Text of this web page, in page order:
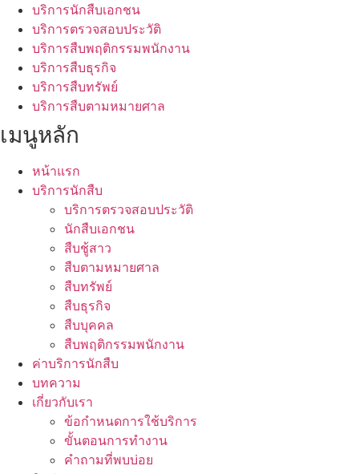
บริการนักสืบเอกชน
บริการตรวจสอบประวัติ
บริการสืบพฤติกรรมพนักงาน
บริการสืบธุรกิจ
บริการสืบทรัพย์
บริการสืบตามหมายศาล
เมนูหลัก
หน้าแรก
บริการนักสืบ
บริการตรวจสอบประวัติ
นักสืบเอกชน
สืบชู้สาว
สืบตามหมายศาล
สืบทรัพย์
สืบธุรกิจ
สืบบุคคล
สืบพฤติกรรมพนักงาน
ค่าบริการนักสืบ
บทความ
เกี่ยวกับเรา
ข้อกำหนดการใช้บริการ
ขั้นตอนการทำงาน
คำถามที่พบบ่อย